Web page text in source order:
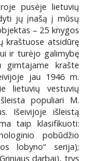
pusėje lietuvių
jų įnašą į mūsų
– 25 knygos
kraštuose atsidūrę
ir turėjo galimybę
krašte
jau 1946 m.
lietuvių vestuvių
populiari M.
Išeivijoje išleistą
taip klasifikuoti:
pobūdžio
lobyno“ serija);
darbai), trys